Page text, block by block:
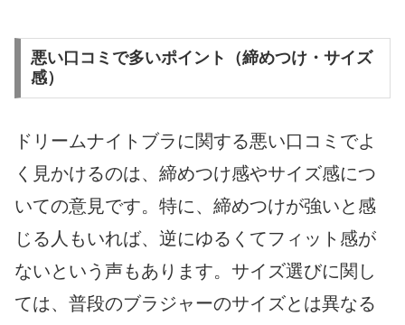
悪い口コミで多いポイント（締めつけ・サイズ
感）
ドリームナイトブラに関する悪い口コミでよ
く見かけるのは、締めつけ感やサイズ感につ
いての意見です。特に、締めつけが強いと感
じる人もいれば、逆にゆるくてフィット感が
ないという声もあります。サイズ選びに関し
ては、普段のブラジャーのサイズとは異なる